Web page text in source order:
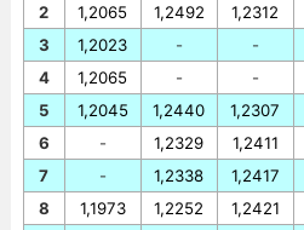
2
3
4
5
6
7
8
1,2065
1,2023
1,2065
1,2045
-
-
1,1973
1,2492
-
-
1,2440
1,2329
1,2338
1,2252
1,2312
-
-
1,2307
1,2411
1,2417
1,2421